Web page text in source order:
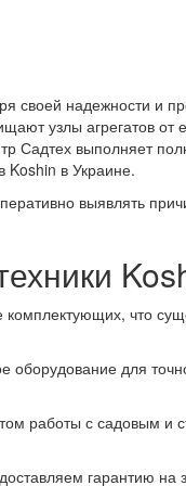
своей надежности и
узлы агрегатов от
Садтех выполняет
Koshin в Украине.
выявлять
что
оборудование для
работы с садовым и
гарантию на